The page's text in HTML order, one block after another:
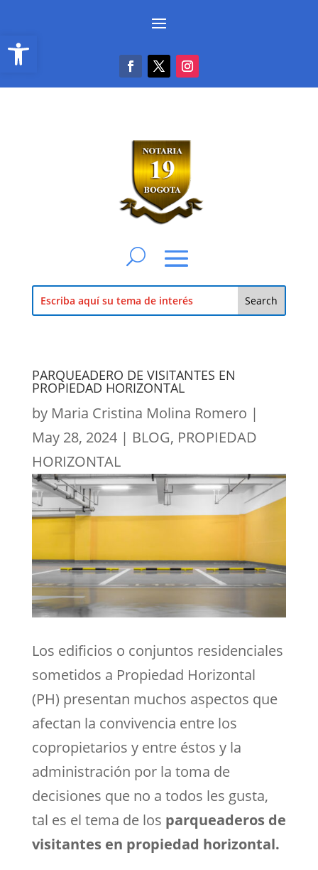
Abrir barra de herramientas
PARQUEADERO DE VISITANTES EN
PROPIEDAD HORIZONTAL
by Maria Cristina Molina Romero |
May 28, 2024| BLOG, PROPIEDAD
HORIZONTAL
Los edificios o conjuntos residenciales
sometidos a Propiedad Horizontal
(PH) presentan muchos aspectos que
afectan la convivencia entre los
copropietarios y entre éstos y la
administración por la toma de
decisiones que no a todos les gusta,
tal es el tema de los parqueaderos de
visitantes en propiedad horizontal.